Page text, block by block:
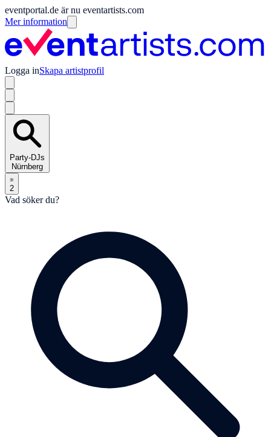
eventportal.de är nu eventartists.com
Mer information
Logga inSkapa artistprofil
Party-DJs
Nürnberg
2
Vad söker du?